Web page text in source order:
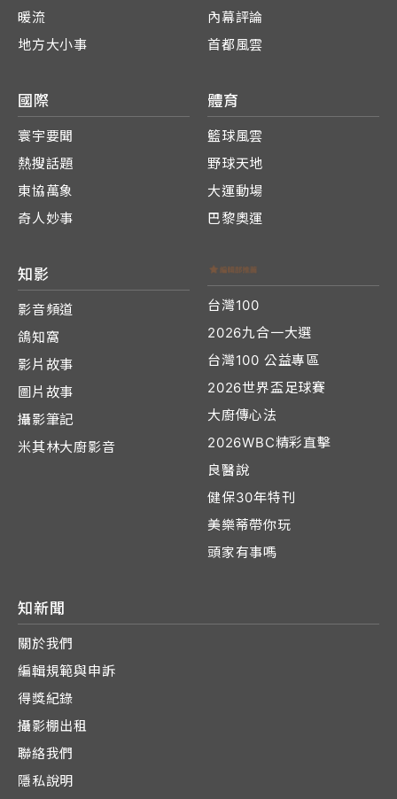
暖流
地方大小事
內幕評論
首都風雲
國際
寰宇要聞
熱搜話題
東協萬象
奇人妙事
體育
籃球風雲
野球天地
大運動場
巴黎奧運
知影
影音頻道
鴿知窩
影片故事
圖片故事
攝影筆記
米其林大廚影音
台灣100
2026九合一大選
台灣100 公益專區
2026世界盃足球賽
大廚傳心法
2026WBC精彩直擊
良醫說
健保30年特刊
美樂蒂帶你玩
頭家有事嗎
知新聞
關於我們
編輯規範與申訴
得獎紀錄
攝影棚出租
聯絡我們
隱私說明